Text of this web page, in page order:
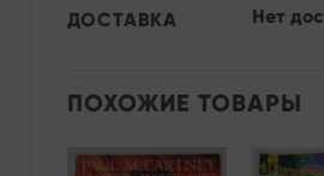
ДОСТАВКА Нет
ПОХОЖИЕ ТОВАРЫ